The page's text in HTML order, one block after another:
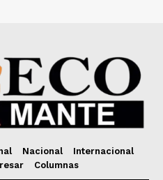
Nacional
Internacional
Columnas